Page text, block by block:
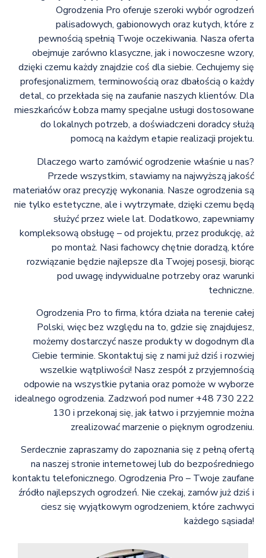
Ogrodzenia Pro oferuje szeroki wybór ogrodzeń
palisadowych, gabionowych oraz kutych, które z
pewnością spełnią Twoje oczekiwania. Nasza oferta
obejmuje zarówno klasyczne, jak i nowoczesne wzory,
dzięki czemu każdy znajdzie coś dla siebie. Cechujemy się
profesjonalizmem, terminowością oraz dbałością o każdy
detal, co przekłada się na zaufanie naszych klientów. Dla
mieszkańców Łobza mamy specjalne usługi dostosowane
do lokalnych potrzeb, a doświadczeni doradcy służą
pomocą na każdym etapie realizacji projektu.
Dlaczego warto zamówić ogrodzenie właśnie u nas?
Przede wszystkim, stawiamy na najwyższą jakość
materiałów oraz precyzję wykonania. Nasze ogrodzenia są
nie tylko estetyczne, ale i wytrzymałe, dzięki czemu będą
służyć przez wiele lat. Dodatkowo, zapewniamy
kompleksową obsługę – od projektu, przez produkcję, aż
po montaż. Nasi fachowcy chętnie doradzą, które
rozwiązanie będzie najlepsze dla Twojej posesji, biorąc
pod uwagę indywidualne potrzeby oraz warunki
techniczne.
Ogrodzenia Pro to firma, która działa na terenie całej
Polski, więc bez względu na to, gdzie się znajdujesz,
możemy dostarczyć nasze produkty w dogodnym dla
Ciebie terminie. Skontaktuj się z nami już dziś i rozwiej
wszelkie wątpliwości! Nasz zespół z przyjemnością
odpowie na wszystkie pytania oraz pomoże w wyborze
idealnego ogrodzenia. Zadzwoń pod numer +48 730 222
130 i przekonaj się, jak łatwo i przyjemnie można
zrealizować marzenie o pięknym ogrodzeniu.
Serdecznie zapraszamy do zapoznania się z pełną ofertą
na naszej stronie internetowej lub do bezpośredniego
kontaktu telefonicznego. Ogrodzenia Pro – Twoje zaufane
źródło najlepszych ogrodzeń. Nie czekaj, zamów już dziś i
ciesz się wyjątkowym ogrodzeniem, które zachwyci
każdego sąsiada!